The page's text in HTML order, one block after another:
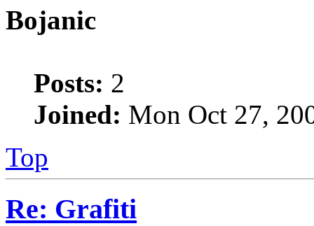
Bojanic
Posts: 2
Joined: Mon Oct 27,
Top
Re: Grafiti